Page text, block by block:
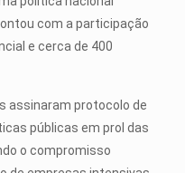
com a participação
e cerca de 400
assinaram protocolo de
públicas em prol das
o compromisso